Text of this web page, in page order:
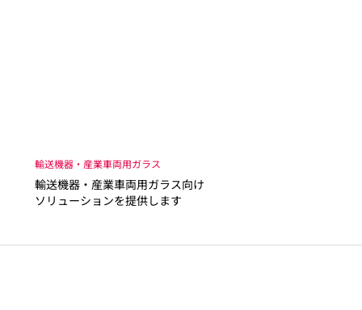
輸送機器・産業車両用ガラス
輸送機器・産業車両用ガラス向け
ソリューションを提供します